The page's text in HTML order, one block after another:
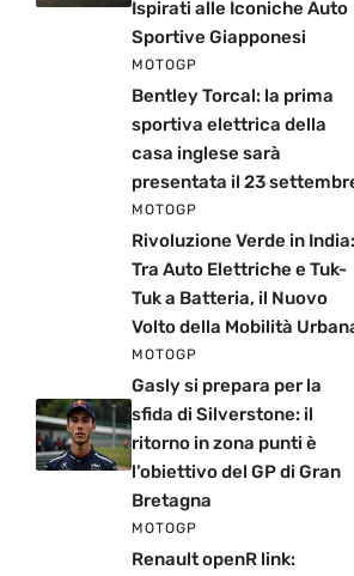
Ispirati alle Iconiche Auto
Sportive Giapponesi
MOTOGP
Bentley Torcal: la prima
sportiva elettrica della
casa inglese sarà
presentata il 23
MOTOGP
Rivoluzione Verde in India:
Tra Auto Elettriche e Tuk-
Tuk a Batteria, il Nuovo
Volto della Mobilità
MOTOGP
Gasly si prepara per la
sfida di Silverstone: il
ritorno in zona punti è
l’obiettivo del GP di Gran
Bretagna
MOTOGP
Renault openR link: